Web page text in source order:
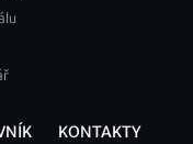
KONTAKTY